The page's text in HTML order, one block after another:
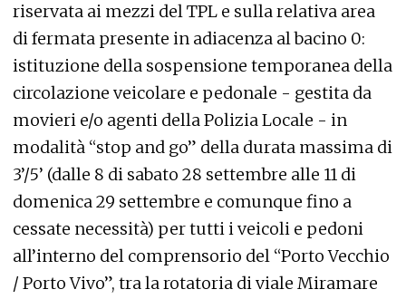
riservata ai mezzi del TPL e sulla relativa area
di fermata presente in adiacenza al bacino 0:
istituzione della sospensione temporanea della
circolazione veicolare e pedonale - gestita da
movieri e/o agenti della Polizia Locale - in
modalità “stop and go” della durata massima di
3’/5’ (dalle 8 di sabato 28 settembre alle 11 di
domenica 29 settembre e comunque fino a
cessate necessità) per tutti i veicoli e pedoni
all’interno del comprensorio del “Porto Vecchio
/ Porto Vivo”, tra la rotatoria di viale Miramare